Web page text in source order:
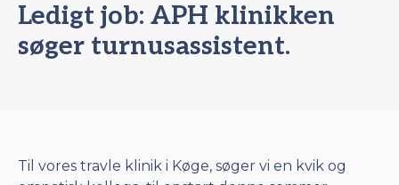
Ledigt job: APH klinikken
søger turnusassistent.
Til vores travle klinik i Køge, søger vi en kvik og